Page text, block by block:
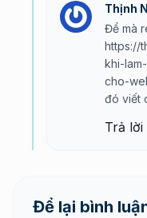
Thịnh
Để mà
https://
khi-
cho-
đó viết
Trả
Để lại bình